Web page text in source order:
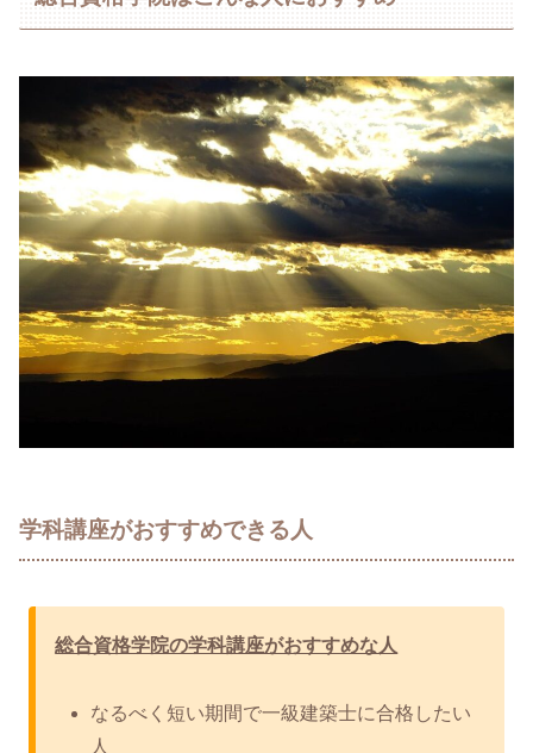
学科講座がおすすめできる人
総合資格学院の学科講座がおすすめな人
なるべく短い期間で一級建築士に合格したい
人